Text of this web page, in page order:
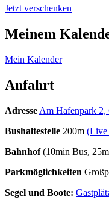
Jetzt verschenken
Meinem
Mein Kalender
Anfahrt
Adresse Am Hafenpark 2,
Bushaltestelle 200m (Live
Bahnhof(10min Bus,
Parkmöglichkeiten
Segel und Boote: